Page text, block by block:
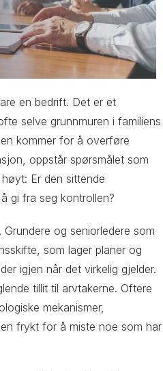
en bedrift. Det er et
selve grunnmuren i familiens
kommer for å overføre
oppstår spørsmålet som
Er den sittende
gi fra seg kontrollen?
og seniorledere som
som lager planer og
igjen når det virkelig gjelder.
tillit til arvtakerne. Oftere
mekanismer,
frykt for å miste noe som har